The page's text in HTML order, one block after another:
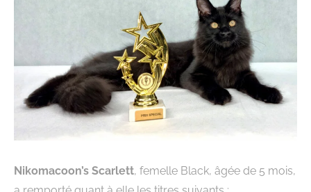
Nikomacoon’s Scarlett, femelle Black, âgée de 5 mois,